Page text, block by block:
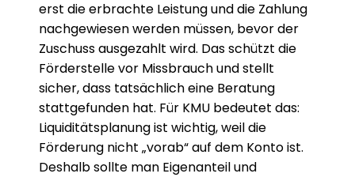
erst die erbrachte Leistung und die Zahlung
nachgewiesen werden müssen, bevor der
Zuschuss ausgezahlt wird. Das schützt die
Förderstelle vor Missbrauch und stellt
sicher, dass tatsächlich eine Beratung
stattgefunden hat. Für KMU bedeutet das:
Liquiditätsplanung ist wichtig, weil die
Förderung nicht „vorab“ auf dem Konto ist.
Deshalb sollte man Eigenanteil und